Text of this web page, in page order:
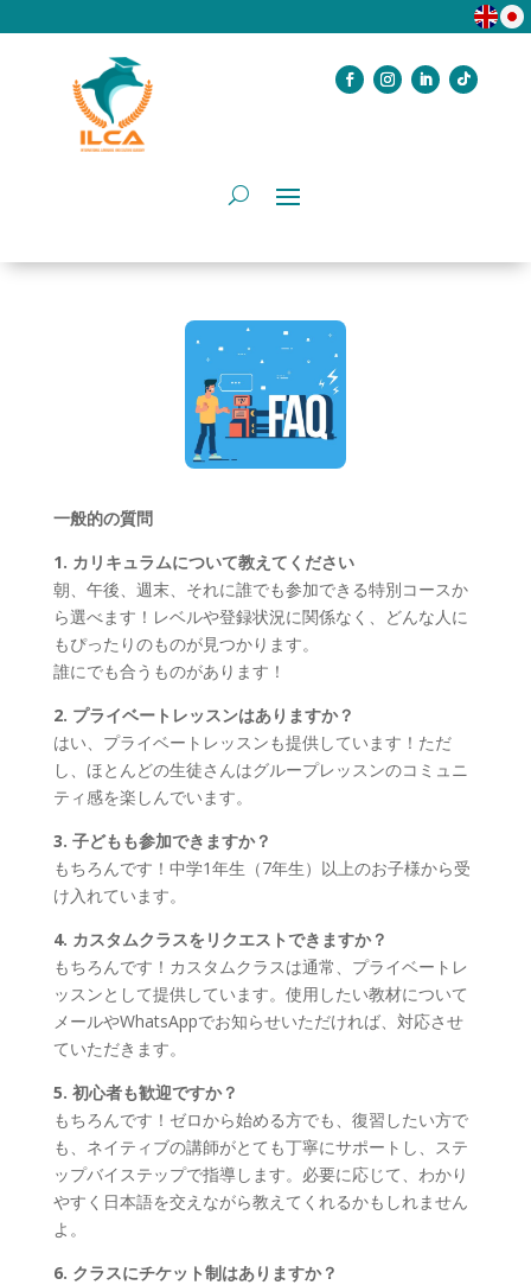
一般的の質問
1. カリキュラムについて教えてください
朝、午後、週末、それに誰でも参加できる特別コースか
ら選べます！レベルや登録状況に関係なく、どんな人に
もぴったりのものが見つかります。
誰にでも合うものがあります！
2. プライベートレッスンはありますか？
はい、プライベートレッスンも提供しています！ただ
し、ほとんどの生徒さんはグループレッスンのコミュニ
ティ感を楽しんでいます。
3. 子どもも参加できますか？
もちろんです！中学1年生（7年生）以上のお子様から受
け入れています。
4. カスタムクラスをリクエストできますか？
もちろんです！カスタムクラスは通常、プライベートレ
ッスンとして提供しています。使用したい教材について
メールやWhatsAppでお知らせいただければ、対応させ
ていただきます。
5. 初心者も歓迎ですか？
もちろんです！ゼロから始める方でも、復習したい方で
も、ネイティブの講師がとても丁寧にサポートし、ステ
ップバイステップで指導します。必要に応じて、わかり
やすく日本語を交えながら教えてくれるかもしれません
よ。
6. クラスにチケット制はありますか？